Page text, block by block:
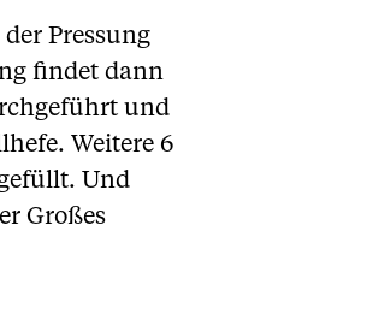
Pressung
findet dann
und
Weitere 6
Und
Großes